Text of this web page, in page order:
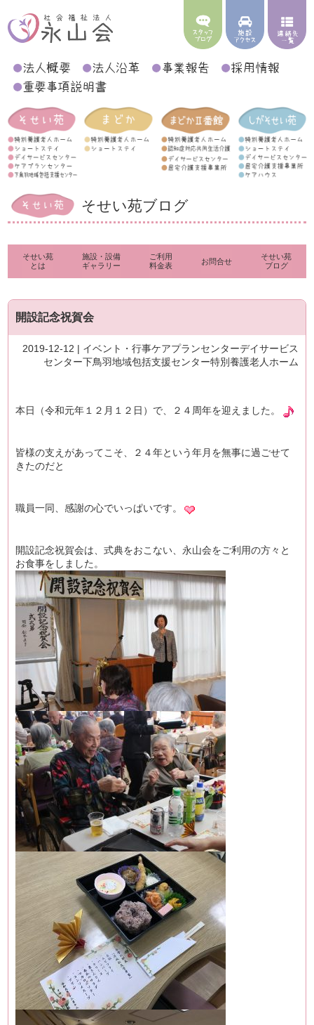
そせい苑ブログ
そせい苑
とは
施設・設備
ギャラリー
ご利用
料金表
お問合せ
そせい苑
ブログ
開設記念祝賀会
2019-12-12 | イベント・行事ケアプランセンターデイサービス
センター下鳥羽地域包括支援センター特別養護老人ホーム
本日（令和元年１２月１２日）で、２４周年を迎えました。
皆様の支えがあってこそ、２４年という年月を無事に過ごせて
きたのだと
職員一同、感謝の心でいっぱいです。
開設記念祝賀会は、式典をおこない、永山会をご利用の方々と
お食事をしました。